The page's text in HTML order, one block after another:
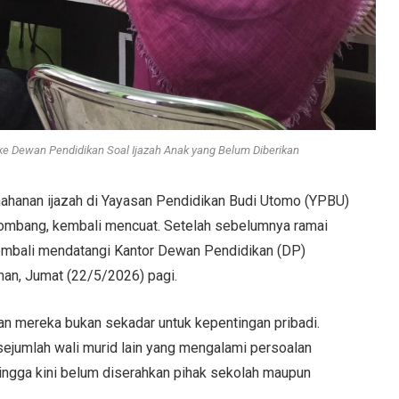
Dewan Pendidikan Soal Ijazah Anak yang Belum Diberikan
ijazah di Yayasan Pendidikan Budi Utomo (YPBU)
kembali mencuat. Setelah sebelumnya ramai
mendatangi Kantor Dewan Pendidikan (DP)
Jumat (22/5/2026) pagi.
mereka bukan sekadar untuk kepentingan pribadi.
wali murid lain yang mengalami persoalan
kini belum diserahkan pihak sekolah maupun